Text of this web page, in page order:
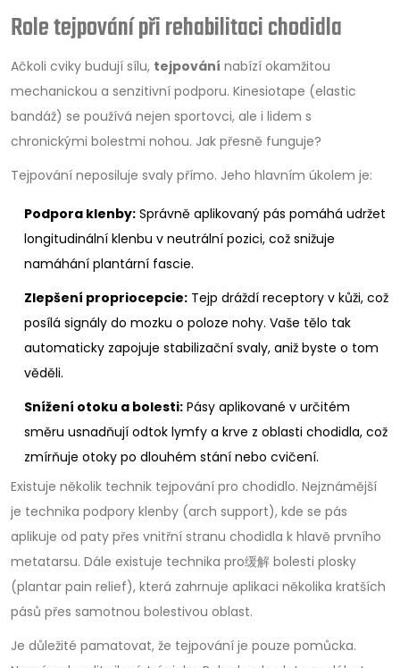
Role tejpování při rehabilitaci chodidla
Ačkoli cviky budují sílu, tejpování nabízí okamžitou
mechanickou a senzitivní podporu. Kinesiotape (elastic
bandáž) se používá nejen sportovci, ale i lidem s
chronickými bolestmi nohou. Jak přesně funguje?
Tejpování neposiluje svaly přímo. Jeho hlavním úkolem je:
Podpora klenby: Správně aplikovaný pás pomáhá udržet
longitudinální klenbu v neutrální pozici, což snižuje
namáhání plantární fascie.
Zlepšení propriocepcie: Tejp dráždí receptory v kůži, což
posílá signály do mozku o poloze nohy. Vaše tělo tak
automaticky zapojuje stabilizační svaly, aniž byste o tom
věděli.
Snížení otoku a bolesti: Pásy aplikované v určitém
směru usnadňují odtok lymfy a krve z oblasti chodidla, což
zmírňuje otoky po dlouhém stání nebo cvičení.
Existuje několik technik tejpování pro chodidlo. Nejznámější
je technika podpory klenby (arch support), kde se pás
aplikuje od paty přes vnitřní stranu chodidla k hlavě prvního
metatarsu. Dále existuje technika pro缓解 bolesti plosky
(plantar pain relief), která zahrnuje aplikaci několika kratších
pásů přes samotnou bolestivou oblast.
Je důležité pamatovat, že tejpování je pouze pomůcka.